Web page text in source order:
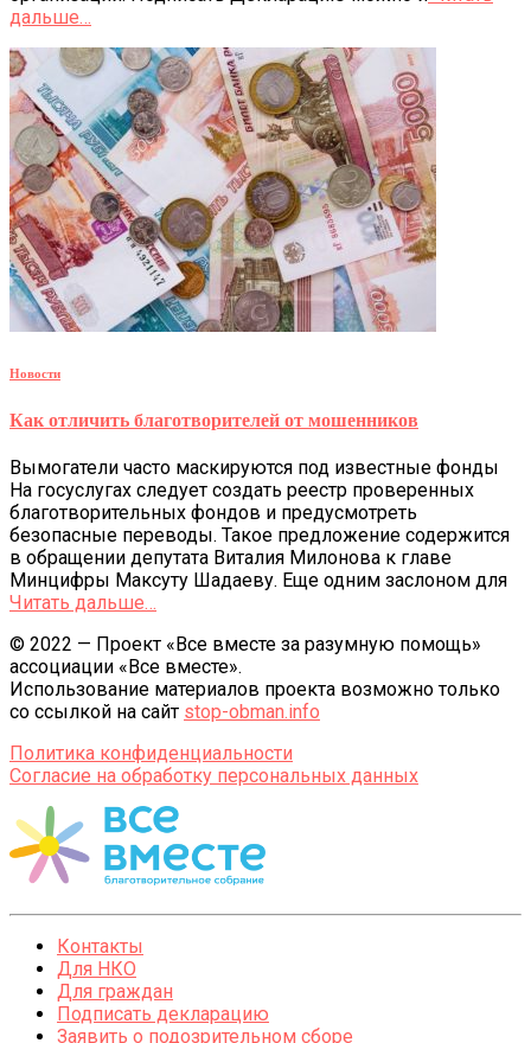
дальше…
Новости
Как отличить благотворителей от мошенников
Вымогатели часто маскируются под известные фонды
На госуслугах следует создать реестр проверенных
благотворительных фондов и предусмотреть
безопасные переводы. Такое предложение содержится
в обращении депутата Виталия Милонова к главе
Минцифры Максуту Шадаеву. Еще одним заслоном для
Читать дальше…
© 2022 — Проект «Все вместе за разумную помощь»
ассоциации «Все вместе».
Использование материалов проекта возможно только
со ссылкой на сайт stop-obman.info
Политика конфиденциальности
Согласие на обработку персональных данных
Контакты
Для НКО
Для граждан
Подписать декларацию
Заявить о подозрительном сборе